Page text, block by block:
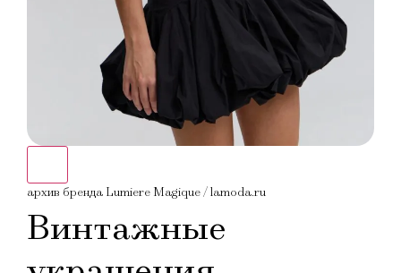
архив бренда Lumiere Magique / lamoda.ru
Винтажные